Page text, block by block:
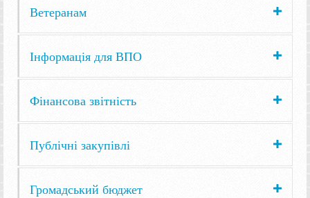
Ветеранам
Інформація для ВПО
Фінансова звітність
Публічні закупівлі
Громадський бюджет